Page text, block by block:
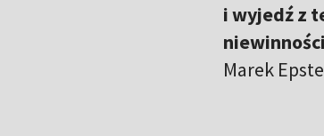
i wyjedź z
Marek